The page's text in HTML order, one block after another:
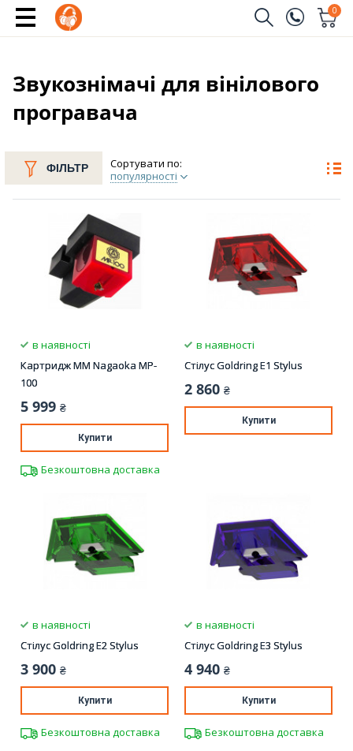
0
Телефон
Надіслати
Звукознімачі для вінілового
програвача
ФІЛЬТР
Сортувати по:
популярності
в наявності
Картридж ММ Nagaoka MP-
100
5 999 ₴
Купити
Безкоштовна доставка
в наявності
Стілус Goldring E1 Stylus
2 860 ₴
Купити
в наявності
Стілус Goldring E2 Stylus
3 900 ₴
Купити
Безкоштовна доставка
в наявності
Стілус Goldring E3 Stylus
4 940 ₴
Купити
Безкоштовна доставка